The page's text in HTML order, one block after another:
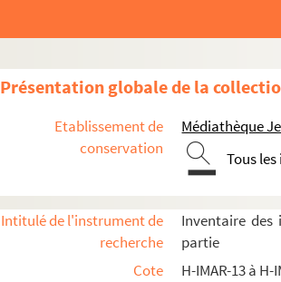
Présentation globale de la
Etablissement de
conservation
Médiathèque
Tous
Intitulé de l'instrument de
recherche
Inventaire des
partie
Cote
H-IMAR-13 à H-
H-IMAR-15-31-78. Sainte Rictrude,
H-IMAR-15-31-80. Sainte Rictrude,
H-IMAR-15-33-86. Sainte Richarde ou
Sainte Rose de Viterbe, de Lima